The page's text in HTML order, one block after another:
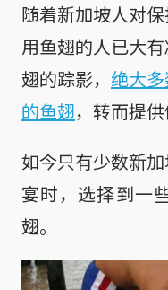
随着新加坡人对
用鱼翅的人已大
翅的踪影， 绝大
的鱼翅，转而提
如今只有少数新
宴时，选择到一
翅。